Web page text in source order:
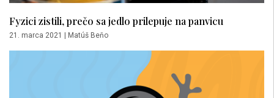
Fyzici zistili, prečo sa jedlo prilepuje na panvicu
21. marca 2021 Matúš Beňo